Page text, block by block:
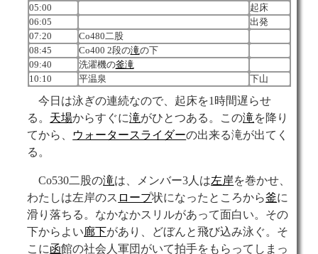
05:00
起床
06:05
出発
07:20
Co480二股
08:45
Co400 2段の滝の下
09:40
洗濯機の釜滝
10:10
平温泉 下山
今日は泳ぎの連続なので、起床を1時間遅らせ
る。 天場からすぐに滝がひとつある。この滝を降り
てから、
ウォータースライダーの出来る滝が出てく
る。
Co530二股の滝は、メンバー3人は左岸を巻かせ、
わたしは左岸のス ロープ状になったところから釜に
滑り落ちる。なかなかスリルがあって面白い。その
下からよい廊下があり、どぼんと飛び込み泳ぐ。そ
こに函館の社会人軍団がいて拍手をもらってしまっ